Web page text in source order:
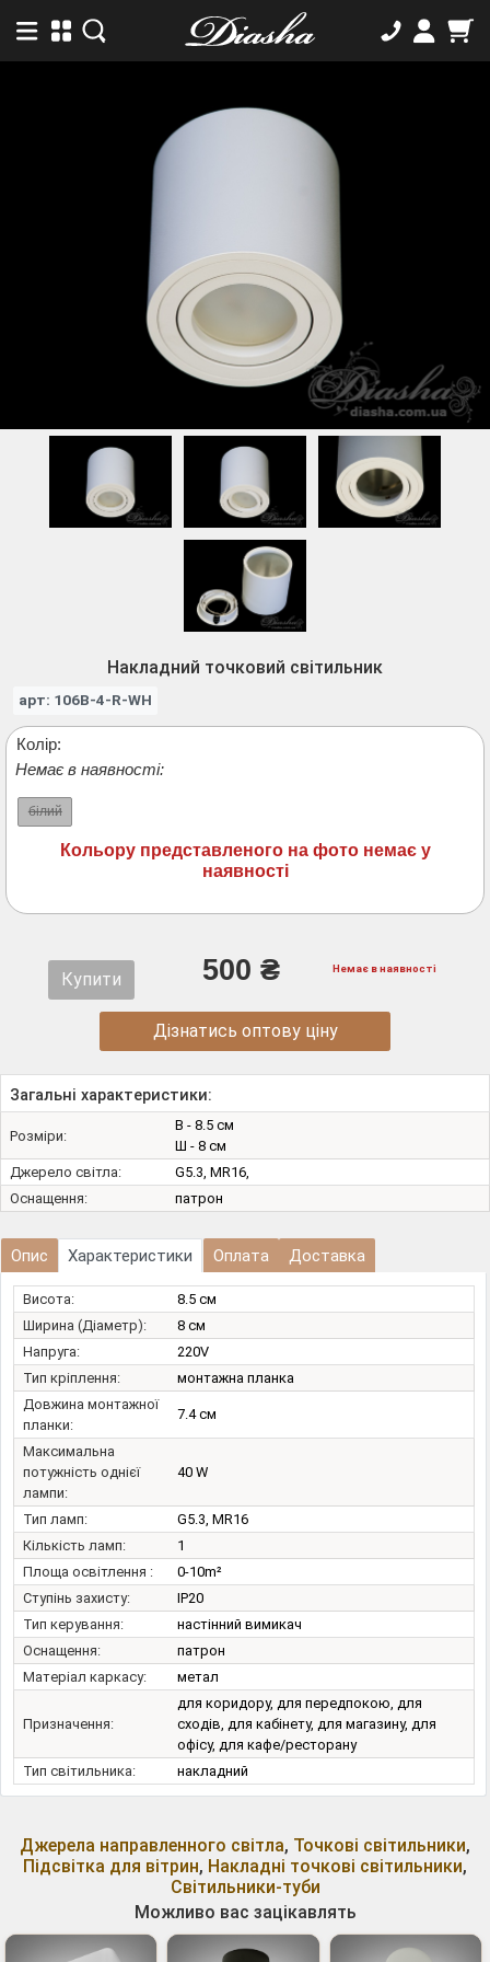
Накладний точковий світильник
арт: 106B-4-R-WH
Колір:
Немає в наявності:
білий
Кольору представленого на фото немає у
наявності
Купити 500 ₴ Немає в наявності
Дізнатись оптову ціну
Загальні характеристики:
Розміри:
В - 8.5 см
Ш - 8 см
Джерело світла:
G5.3, MR16,
Оснащення:
патрон
Опис Характеристики Оплата Доставка
Висота:
8.5 см
Ширина (Діаметр):
8 см
Напруга:
220V
Тип кріплення:
монтажна планка
Довжина монтажної
планки:
7.4 см
Максимальна
потужність однієї
лампи:
40 W
Тип ламп:
G5.3, MR16
Кількість ламп:
1
Площа освітлення :
0-10m²
Ступінь захисту:
IP20
Тип керування:
настінний вимикач
Оснащення:
патрон
Матеріал каркасу:
метал
Призначення:
для коридору, для передпокою, для
сходів, для кабінету, для магазину, для
офісу, для кафе/ресторану
Тип світильника:
накладний
Джерела направленного світла, Точкові світильники,
Підсвітка для вітрин, Накладні точкові світильники,
Світильники-туби
Можливо вас зацікавлять